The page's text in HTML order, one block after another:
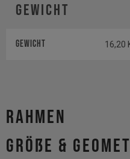
Gewicht
Gewicht 16,20
Rahmen
Größe &